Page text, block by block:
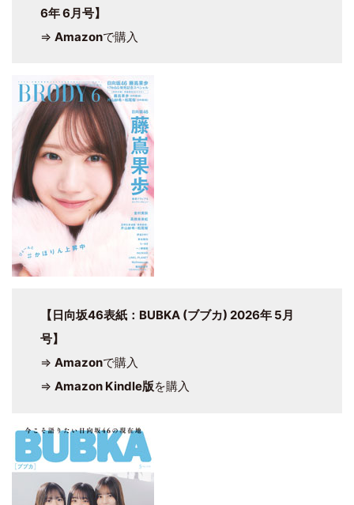
6年 6月号】
⇒ Amazonで購入
【日向坂46表紙：BUBKA (ブブカ) 2026年 5月
号】
⇒ Amazonで購入
⇒ Amazon Kindle版を購入